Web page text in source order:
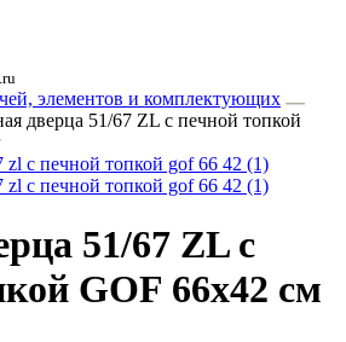
элементов и комплектующих
дверца 51/67 ZL с печной топкой
51/67 ZL с
GOF 66х42 см